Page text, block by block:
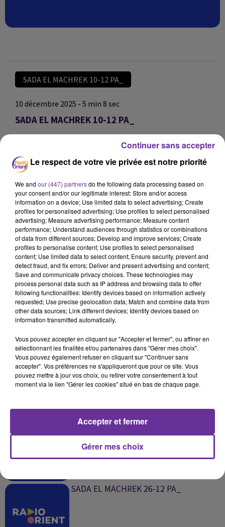
SADA EL MACHREK 10-12 PA_
10 décembre 2025 - 5 min 8 sec
SADA EL MACHREK 10-12 PA_
SADA EL MACHREK 10-12 PA_
SADA EL MACHREK 10-12 PA_
0:00 5 min 8 sec
SUR LE MÊME SUJET
JA SOIR 30-12 PA_
SADA EL MAGHREB 26-12 PA_
SADA EL MACHREK 26-12 PA_
Le respect de votre vie privée est notre priorité
We and our (447) partnersdo the following data processing based on
your consent and/or our legitimate interest: Store and/or access
information on a device; Use limited data to select advertising; Create
profiles for personalised advertising; Use profiles to select personalised
advertising; Measure advertising performance; Measure content
performance; Understand audiences through statistics or combinations
of data from different sources; Develop and improve services; Create
profiles to personalise content; Use profiles to select personalised
content; Use limited data to select content; Ensure security, prevent and
detect fraud, and fix errors; Deliver and present advertising and content;
Save and communicate privacy choices. These technologies may
process personal data such as IP address and browsing data to offer
following functionalities: Identify devices based on information actively
requested; Use precise geolocation data; Match and combine data from
other data sources; Link different devices; Identify devices based on
information transmitted automatically.
Vous pouvez accepter en cliquant sur "Accepter et fermer", ou affiner en
sélectionnant les finalités et/ou partenaires dans "Gérer mes choix".
Vous pouvez également refuser en cliquant sur "Continuer sans
accepter". Vos préférences ne s'appliqueront que pour ce site. Vous
pouvez mettre à jour vos choix, ou retirer votre consentement à tout
moment via le lien "Gérer les cookies" situé en bas de chaque page.
Gérer mes choix
Accepter et fermer
Continuer sans accepter